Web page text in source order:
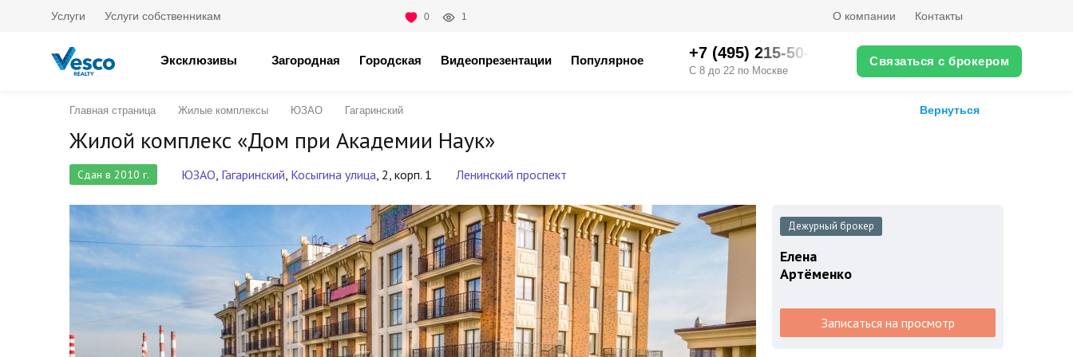
Услуги Услуги собственникам 0 1 О компании Контакты
Эксклюзивы Загородная Городская Видеопрезентации Популярное +7 (495) 215-50-XX
С 8 до 22 по Москве
Связаться с брокером
Главная страница Жилые комплексы ЮЗАО Гагаринский Вернуться
Жилой комплекс «Дом при Академии Наук»
Сдан в 2010 г. ЮЗАО, Гагаринский, Косыгина улица, 2, корп. 1 Ленинский проспект
Дежурный брокер
Елена
Артёменко
Записаться на просмотр